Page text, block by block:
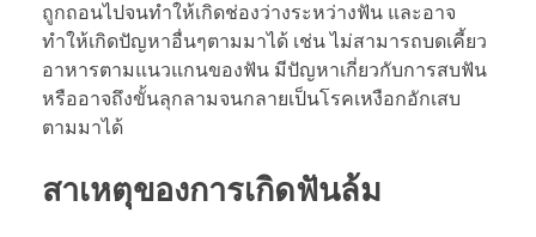
ถูกถอนไปจนทำให้เกิดช่องว่างระหว่างฟัน และอาจ
ทำให้เกิดปัญหาอื่นๆตามมาได้ เช่น ไม่สามารถบดเคี้ยว
อาหารตามแนวแกนของฟัน มีปัญหาเกี่ยวกับการสบฟัน
หรืออาจถึงขั้นลุกลามจนกลายเป็นโรคเหงือกอักเสบ
ตามมาได้
สาเหตุของการเกิดฟันล้ม